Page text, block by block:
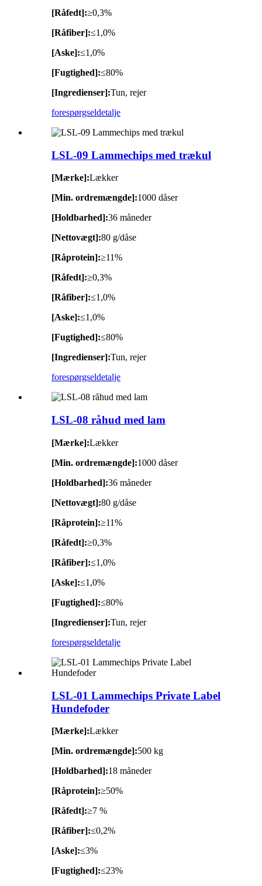
[Råfedt]:≥0,3%
[Råfiber]:≤1,0%
[Aske]:≤1,0%
[Fugtighed]:≤80%
[Ingredienser]:Tun, rejer
forespørgseldetalje
LSL-09 Lammechips med trækul
[Mærke]:Lækker
[Min. ordremængde]:1000 dåser
[Holdbarhed]:36 måneder
[Nettovægt]:80 g/dåse
[Råprotein]:≥11%
[Råfedt]:≥0,3%
[Råfiber]:≤1,0%
[Aske]:≤1,0%
[Fugtighed]:≤80%
[Ingredienser]:Tun, rejer
forespørgseldetalje
LSL-08 råhud med lam
[Mærke]:Lækker
[Min. ordremængde]:1000 dåser
[Holdbarhed]:36 måneder
[Nettovægt]:80 g/dåse
[Råprotein]:≥11%
[Råfedt]:≥0,3%
[Råfiber]:≤1,0%
[Aske]:≤1,0%
[Fugtighed]:≤80%
[Ingredienser]:Tun, rejer
forespørgseldetalje
LSL-01 Lammechips Private Label
Hundefoder
[Mærke]:Lækker
[Min. ordremængde]:500 kg
[Holdbarhed]:18 måneder
[Råprotein]:≥50%
[Råfedt]:≥7 %
[Råfiber]:≤0,2%
[Aske]:≤3%
[Fugtighed]:≤23%